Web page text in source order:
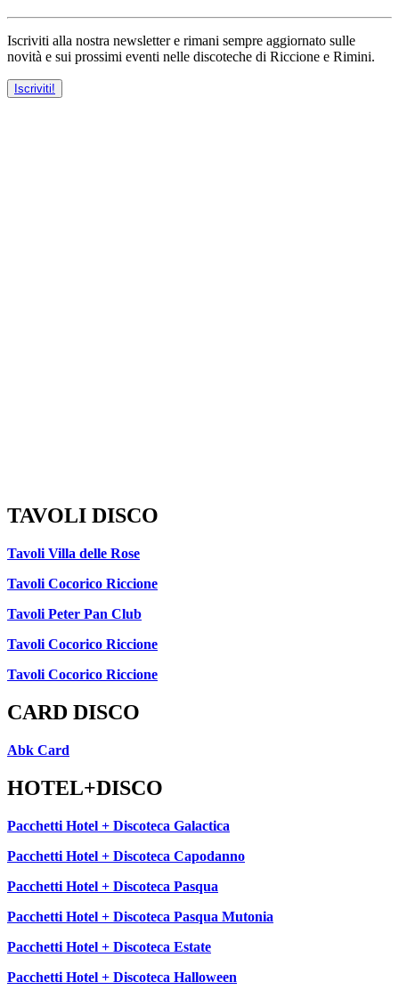
Iscriviti alla nostra newsletter e rimani sempre aggiornato sulle
novità e sui prossimi eventi nelle discoteche di Riccione e Rimini.
Iscriviti!
TAVOLI DISCO
Tavoli Villa delle Rose
Tavoli Cocorico Riccione
Tavoli Peter Pan Club
Tavoli Cocorico Riccione
Tavoli Cocorico Riccione
CARD DISCO
Abk Card
HOTEL+DISCO
Pacchetti Hotel + Discoteca Galactica
Pacchetti Hotel + Discoteca Capodanno
Pacchetti Hotel + Discoteca Pasqua
Pacchetti Hotel + Discoteca Pasqua Mutonia
Pacchetti Hotel + Discoteca Estate
Pacchetti Hotel + Discoteca Halloween